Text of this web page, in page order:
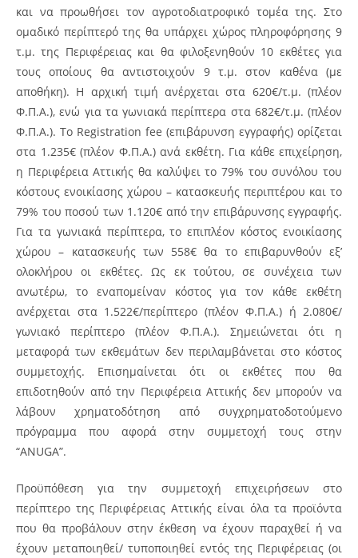
και να προωθήσει τον αγροτοδιατροφικό τομέα της. Στο
ομαδικό περίπτερό της θα υπάρχει χώρος πληροφόρησης 9
τ.μ. της Περιφέρειας και θα φιλοξενηθούν 10 εκθέτες για
τους οποίους θα αντιστοιχούν 9 τ.μ. στον καθένα (με
αποθήκη). Η αρχική τιμή ανέρχεται στα 620€/τ.μ. (πλέον
Φ.Π.Α.), ενώ για τα γωνιακά περίπτερα στα 682€/τ.μ. (πλέον
Φ.Π.Α.). Το Registration fee (επιβάρυνση εγγραφής) ορίζεται
στα 1.235€ (πλέον Φ.Π.Α.) ανά εκθέτη. Για κάθε επιχείρηση,
η Περιφέρεια Αττικής θα καλύψει το 79% του συνόλου του
κόστους ενοικίασης χώρου – κατασκευής περιπτέρου και το
79% του ποσού των 1.120€ από την επιβάρυνσης εγγραφής.
Για τα γωνιακά περίπτερα, το επιπλέον κόστος ενοικίασης
χώρου – κατασκευής των 558€ θα το επιβαρυνθούν εξ’
ολοκλήρου οι εκθέτες. Ως εκ τούτου, σε συνέχεια των
ανωτέρω, το εναπομείναν κόστος για τον κάθε εκθέτη
ανέρχεται στα 1.522€/περίπτερο (πλέον Φ.Π.Α.) ή 2.080€/
γωνιακό περίπτερο (πλέον Φ.Π.Α.). Σημειώνεται ότι η
μεταφορά των εκθεμάτων δεν περιλαμβάνεται στο κόστος
συμμετοχής. Επισημαίνεται ότι οι εκθέτες που θα
επιδοτηθούν από την Περιφέρεια Αττικής δεν μπορούν να
λάβουν χρηματοδότηση από συγχρηματοδοτούμενο
πρόγραμμα που αφορά στην συμμετοχή τους στην
“ANUGA”.
Προϋπόθεση για την συμμετοχή επιχειρήσεων στο
περίπτερο της Περιφέρειας Αττικής είναι όλα τα προϊόντα
που θα προβάλουν στην έκθεση να έχουν παραχθεί ή να
έχουν μεταποιηθεί/ τυποποιηθεί εντός της Περιφέρειας (οι